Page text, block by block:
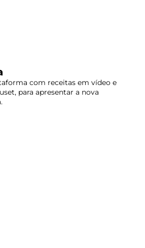
com receitas em vídeo e
para apresentar a nova